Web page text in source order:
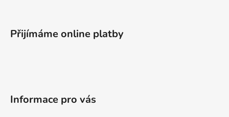
Přijímáme online platby
Informace pro vás